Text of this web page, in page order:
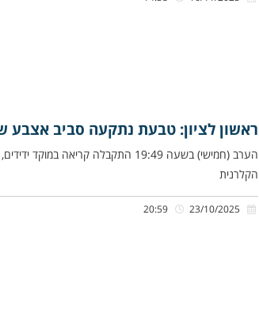
ראשון לציון: טבעת נתקעה סביב אצבע
הערב (חמישי) בשעה 19:49 התקבלה
הקלרנית